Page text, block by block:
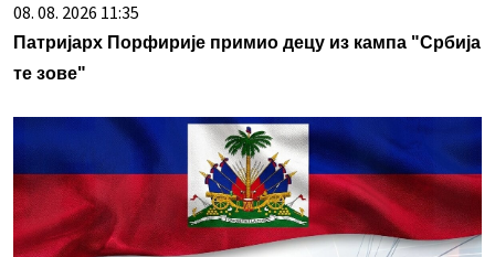
08. 08. 2026 11:35
Патријарх Порфирије примио децу из кампа "Србија
те зове"